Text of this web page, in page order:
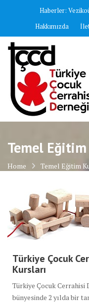
Haberler:
Hakkımızda
Temel Eğitim
Home Temel Eğitim
Türkiye Çocuk
Kursları
Türkiye Çocuk
bünyesinde 2 yılda bir